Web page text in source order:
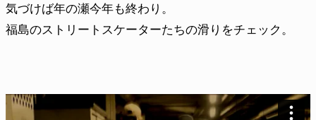
気づけば年の瀬今年も終わり。
福島のストリートスケーターたちの滑りをチェック。